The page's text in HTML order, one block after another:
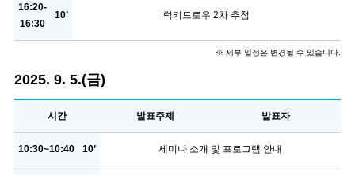
16:20-
16:30
10’ 럭키드로우 2차 추첨
※ 세부 일정은 변경될 수 있습니다.
2025. 9. 5.(금)
시간 발표주제 발표자
10:30~10:40 10’ 세미나 소개 및 프로그램 안내